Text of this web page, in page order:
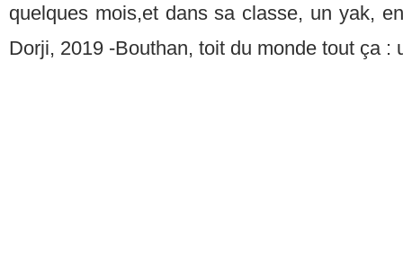
quelques mois,et dans sa classe, un yak,
Dorji, 2019 -Bouthan, toit du monde tout ça :